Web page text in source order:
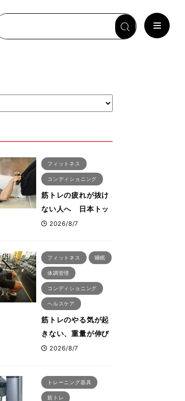
フィットネス
コンディショニング
筋トレの疲れが抜け
ない人へ 日本トッ
プボディビルダー・
る「回復習慣」
2026/8/7
フィットネス 睡眠
体調管理
コンディショニング
ヘルスケア
筋トレのやる気が起
きない、重量が伸び
ない ボディビル世
える食事・睡眠・呼
吸の整え方
2026/8/7
トレーニング器具
筋トレ